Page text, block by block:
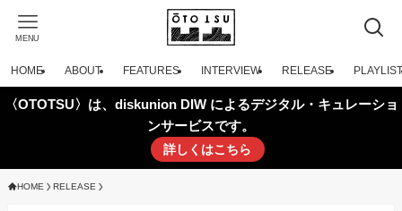
MENU
HOME ABOUT FEATURES INTERVIEW RELEASE PLAYLIST
〈OTOTSU〉は、diskunion DIW によるデジタル・キュレーショ
ンサービスです。
詳しくはこちら
HOME RELEASE